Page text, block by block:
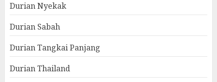
Durian Nyekak
Durian Sabah
Durian Tangkai Panjang
Durian Thailand